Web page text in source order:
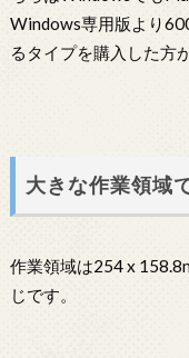
Windows専用版より
るタイプを購入した方
大きな作業領域
作業領域は254 x
じです。